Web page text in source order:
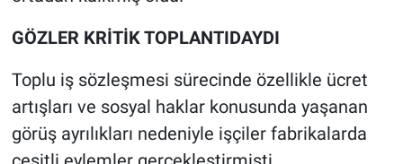
GÖZLER KRİTİK TOPLANTIDAYDI
Toplu iş sözleşmesi sürecinde özellikle ücret
artışları ve sosyal haklar konusunda yaşanan
görüş ayrılıkları nedeniyle işçiler fabrikalarda